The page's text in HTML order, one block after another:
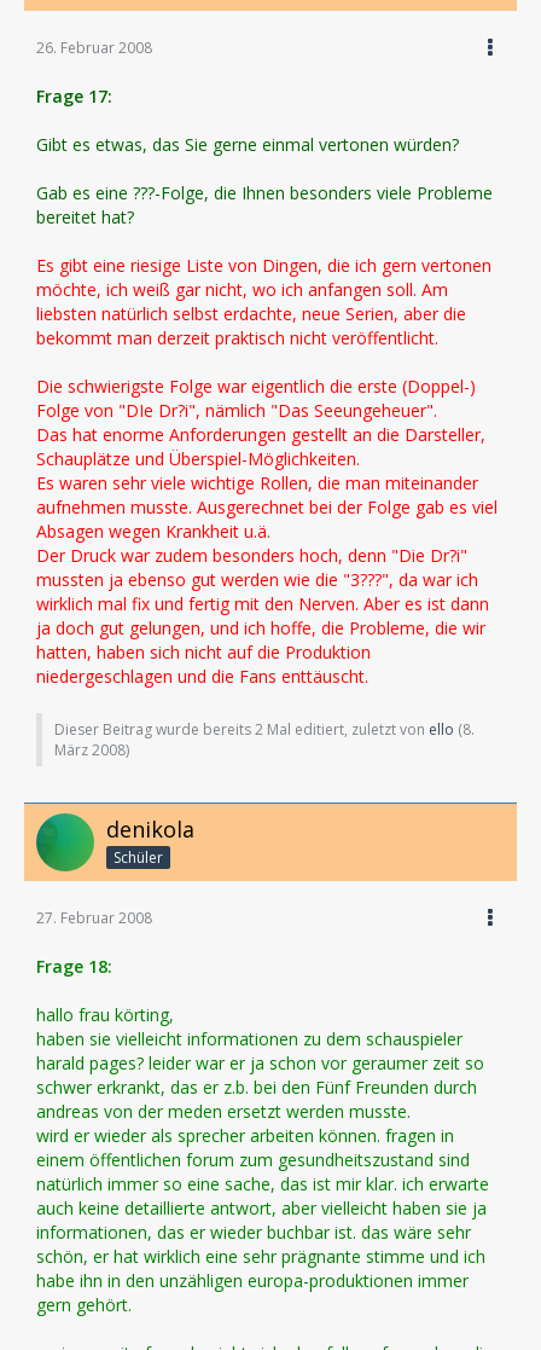
26. Februar 2008
Frage 17:
Gibt es etwas, das Sie gerne einmal vertonen würden?
Gab es eine ???-Folge, die Ihnen besonders viele Probleme
bereitet hat?
Es gibt eine riesige Liste von Dingen, die ich gern vertonen
möchte, ich weiß gar nicht, wo ich anfangen soll. Am
liebsten natürlich selbst erdachte, neue Serien, aber die
bekommt man derzeit praktisch nicht veröffentlicht.
Die schwierigste Folge war eigentlich die erste (Doppel-)
Folge von "DIe Dr?i", nämlich "Das Seeungeheuer".
Das hat enorme Anforderungen gestellt an die Darsteller,
Schauplätze und Überspiel-Möglichkeiten.
Es waren sehr viele wichtige Rollen, die man miteinander
aufnehmen musste. Ausgerechnet bei der Folge gab es viel
Absagen wegen Krankheit u.ä.
Der Druck war zudem besonders hoch, denn "Die Dr?i"
mussten ja ebenso gut werden wie die "3???", da war ich
wirklich mal fix und fertig mit den Nerven. Aber es ist dann
ja doch gut gelungen, und ich hoffe, die Probleme, die wir
hatten, haben sich nicht auf die Produktion
niedergeschlagen und die Fans enttäuscht.
Dieser Beitrag wurde bereits 2 Mal editiert, zuletzt von ello (8.
März 2008)
denikola
Schüler
27. Februar 2008
Frage 18:
hallo frau körting,
haben sie vielleicht informationen zu dem schauspieler
harald pages? leider war er ja schon vor geraumer zeit so
schwer erkrankt, das er z.b. bei den Fünf Freunden durch
andreas von der meden ersetzt werden musste.
wird er wieder als sprecher arbeiten können. fragen in
einem öffentlichen forum zum gesundheitszustand sind
natürlich immer so eine sache, das ist mir klar. ich erwarte
auch keine detaillierte antwort, aber vielleicht haben sie ja
informationen, das er wieder buchbar ist. das wäre sehr
schön, er hat wirklich eine sehr prägnante stimme und ich
habe ihn in den unzähligen europa-produktionen immer
gern gehört.